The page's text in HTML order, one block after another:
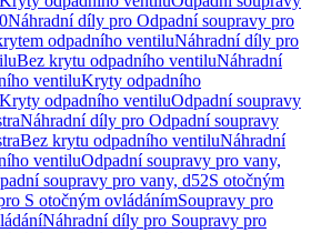
Náhradní díly pro Odpadní soupravy pro
odpadního ventiluNáhradní díly pro
Bez krytu odpadního ventiluNáhradní
ventiluKryty odpadního
odpadního ventiluOdpadní soupravy
Náhradní díly pro Odpadní soupravy
Bez krytu odpadního ventiluNáhradní
ventiluOdpadní soupravy pro vany,
soupravy pro vany, d52S otočným
S otočným ovládánímSoupravy pro
Náhradní díly pro Soupravy pro